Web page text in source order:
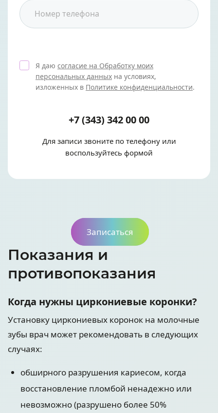
Я даю согласие на Обработку моих
персональных данных на условиях,
изложенных в Политике конфиденциальности.
+7 (343) 342 00 00
Для записи звоните по телефону или
воспользуйтесь формой
Записаться
Показания и
противопоказания
Когда нужны циркониевые коронки?
Установку циркониевых коронок на молочные
зубы врач может рекомендовать в следующих
случаях:
обширного разрушения кариесом, когда
восстановление пломбой ненадежно или
невозможно (разрушено более 50%